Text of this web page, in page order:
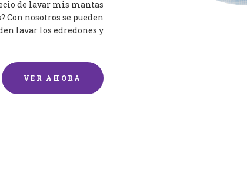
de lavar mis mantas
Con nosotros se pueden
lavar los edredones y
VER AHORA